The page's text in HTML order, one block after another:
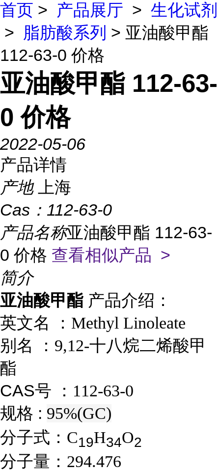
首页 > 产品展厅 > 生化试剂
> 脂肪酸系列 > 亚油酸甲酯
112-63-0 价格
亚油酸甲酯 112-63-
0 价格
2022-05-06
产品详情
产地
上海
Cas： 112-63-0
产品名称亚油酸甲酯 112-63-
0 价格 查看相似产品 >
简介
亚油酸甲酯 产品介绍：
英文名 ： Methyl Linoleate
别名 ： 9,12-十八烷二烯酸甲
酯
CAS号 ： 112-63-0
规格 : 95%(GC)
分子式： C19H34O2
分子量： 294.476